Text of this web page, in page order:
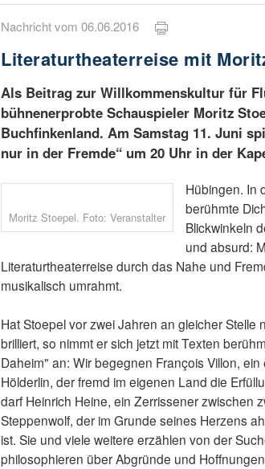
Nachricht vom 06.06.2016
Literaturtheaterreise mit
Als Beitrag zur Willkommenskultur für
bühnenerprobte Schauspieler Moritz
Buchfinkenland. Am Samstag 11. Juni
nur in der Fremde“ um 20 Uhr in der
Moritz Stoepel. Foto: Veranstalter
Hübingen. In
berühmte
Blickwinkeln
und absurd:
Literaturtheaterreise durch das Nahe und
musikalisch umrahmt.
Hat Stoepel vor zwei Jahren an gleicher Stelle
brilliert, so nimmt er sich jetzt mit Texten
Daheim" an: Wir begegnen François Villon,
Hölderlin, der fremd im eigenen Land die
darf Heinrich Heine, ein Zerrissener zwischen
Steppenwolf, der im Grunde seines Herzens
ist. Sie und viele weitere erzählen von der
philosophieren über Abgründe und